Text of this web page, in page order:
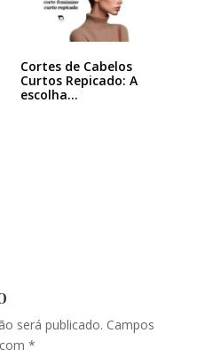
Cortes de Cabelos
Curtos Repicado: A
escolha…
será publicado. Campos
*